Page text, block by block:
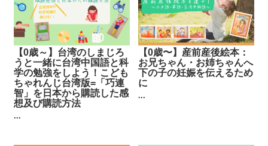
【0歳～】台湾のしまじろ
うと一緒に台湾中国語と科
学の勉強をしよう！こども
ちゃれんじ台湾版=「巧連
智」を日本から購読した感
想及び購読方法
...
【0歳〜】産前産後絵本：
お兄ちゃん・お姉ちゃんへ
下の子の妊娠を伝えるため
に
...